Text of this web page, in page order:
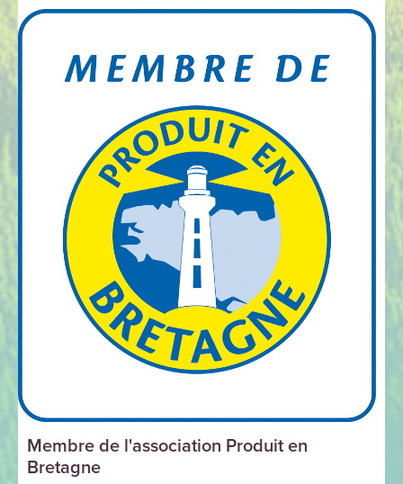
Membre de l'association Produit en
Bretagne